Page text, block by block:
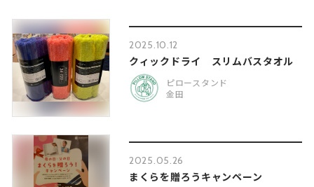
2025.10.12
クィックドライ スリムバスタオル
ピロースタンド
金田
2025.05.26
まくらを贈ろうキャンペーン